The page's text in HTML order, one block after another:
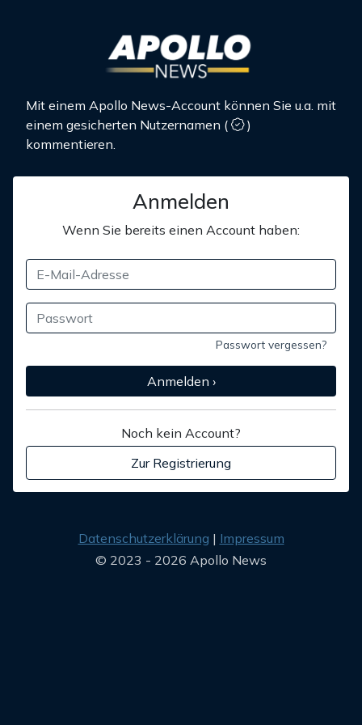
Mit einem Apollo News-Account können Sie u.a. mit
einem gesicherten Nutzernamen (
)
kommentieren.
Anmelden
Wenn Sie bereits einen Account haben:
Passwort vergessen?
Anmelden ›
Noch kein Account?
Zur Registrierung
Datenschutzerklärung
Impressum
© 2023 - 2026 Apollo News